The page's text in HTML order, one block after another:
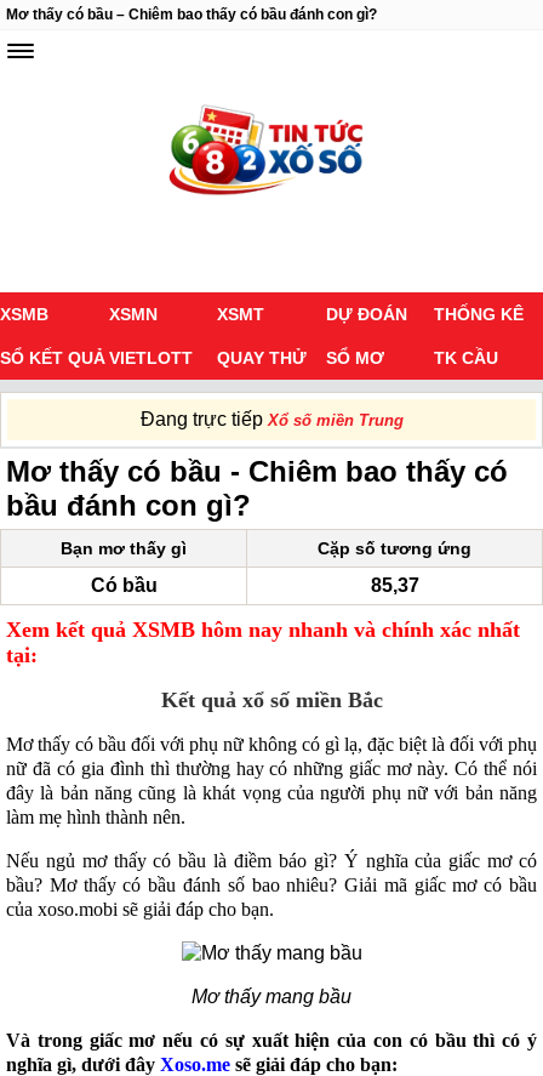
Mơ thấy có bầu – Chiêm bao thấy có bầu đánh con gì?
XSMB XSMN XSMT DỰ ĐOÁN THỐNG KÊ
SỔ KẾT QUẢVIETLOTT QUAY THỬ SỔ MƠ TK CẦU
Đang trực tiếp Xổ số miền Trung
Mơ thấy có bầu - Chiêm bao thấy có
bầu đánh con gì?
Bạn mơ thấy gì Cặp số tương ứng
Có bầu 85,37
Xem kết quả XSMB hôm nay nhanh và chính xác nhất
tại:
Kết quả xổ số miền Bắc
Mơ thấy có bầu đối với phụ nữ không có gì lạ, đặc biệt là đối với phụ
nữ đã có gia đình thì thường hay có những giấc mơ này. Có thể nói
đây là bản năng cũng là khát vọng của người phụ nữ với bản năng
làm mẹ hình thành nên.
Nếu ngủ mơ thấy có bầu là điềm báo gì? Ý nghĩa của giấc mơ có
bầu? Mơ thấy có bầu đánh số bao nhiêu? Giải mã giấc mơ có bầu
của xoso.mobi sẽ giải đáp cho bạn.
Mơ thấy mang bầu
Và trong giấc mơ nếu có sự xuất hiện của con có bầu thì có ý
nghĩa gì, dưới đây Xoso.me sẽ giải đáp cho bạn: